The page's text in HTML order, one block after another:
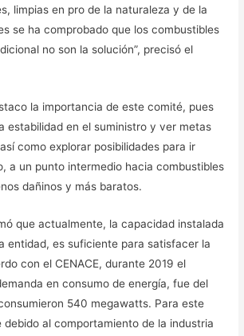
limpias en pro de la naturaleza y de la
se ha comprobado que los combustibles
no son la solución”, precisó el
la importancia de este comité, pues
estabilidad en el suministro y ver metas
como explorar posibilidades para ir
a un punto intermedio hacia combustibles
dañinos y más baratos.
que actualmente, la capacidad instalada
entidad, es suficiente para satisfacer la
con el CENACE, durante 2019 el
en consumo de energía, fue del
540 megawatts. Para este
debido al comportamiento de la industria